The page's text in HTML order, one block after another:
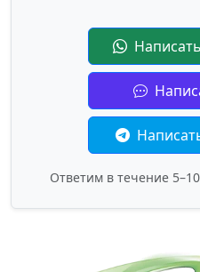
Ответим в течение